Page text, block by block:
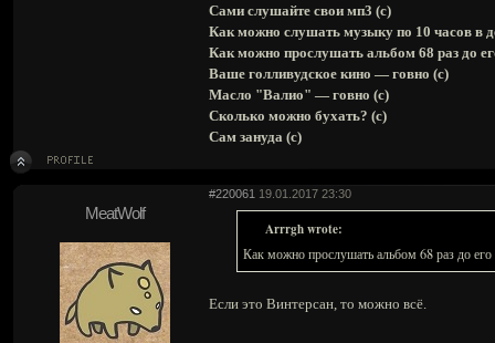
Сами слушайте свои мп3 (с)
Как можно слушать музыку по 10 часов в
Как можно прослушать альбом 68 раз до
Ваше голливудское кино — говно (с)
Масло "Валио" — говно (с)
Сколько можно бухать? (с)
Сам зануда (с)
#220061 19.01.2017 23:30
MeatWolf
Arrrgh wrote:
Как можно прослушать альбом 68 раз до
Если это Винтерсан, то можно всё.